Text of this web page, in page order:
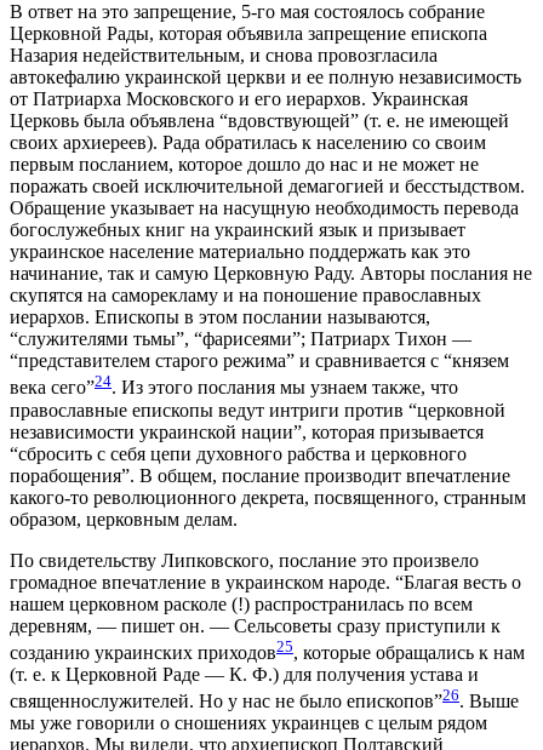
В ответ на это запрещение, 5-го мая состоялось собрание
Церковной Рады, которая объявила запрещение епископа
Назария недействительным, и снова провозгласила
автокефалию украинской церкви и ее полную независимость
от Патриарха Московского и его иерархов. Украинская
Церковь была объявлена “вдовствующей” (т. е. не имеющей
своих архиереев). Рада обратилась к населению со своим
первым посланием, которое дошло до нас и не может не
поражать своей исключительной демагогией и бесстыдством.
Обращение указывает на насущную необходимость перевода
богослужебных книг на украинский язык и призывает
украинское население материально поддержать как это
начинание, так и самую Церковную Раду. Авторы послания не
скупятся на саморекламу и на поношение православных
иерархов. Епископы в этом послании называются,
“служителями тьмы”, “фарисеями”; Патриарх Тихон —
“представителем старого режима” и сравнивается с “князем
века сего”24. Из этого послания мы узнаем также, что
православные епископы ведут интриги против “церковной
независимости украинской нации”, которая призывается
“сбросить с себя цепи духовного рабства и церковного
порабощения”. В общем, послание производит впечатление
какого-то революционного декрета, посвященного, странным
образом, церковным делам.
По свидетельству Липковского, послание это произвело
громадное впечатление в украинском народе. “Благая весть о
нашем церковном расколе (!) распространилась по всем
деревням, — пишет он. — Сельсоветы сразу приступили к
созданию украинских приходов25, которые обращались к нам
(т. е. к Церковной Раде — К. Ф.) для получения устава и
священнослужителей. Но у нас не было епископов”26. Выше
мы уже говорили о сношениях украинцев с целым рядом
иерархов. Мы видели, что архиепископ Полтавский